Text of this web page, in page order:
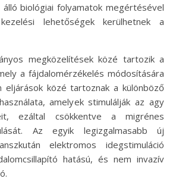
biológiai folyamatok megértésével
lehetőségek kerülhetnek a
megközelítések közé tartozik a
a fájdalomérzékelés módosítására
eljárások közé tartoznak a különböző
amelyek stimulálják az agy
ezáltal csökkentve a migrénes
Az egyik legizgalmasabb új
elektromos idegstimuláció
hatású, és nem invazív